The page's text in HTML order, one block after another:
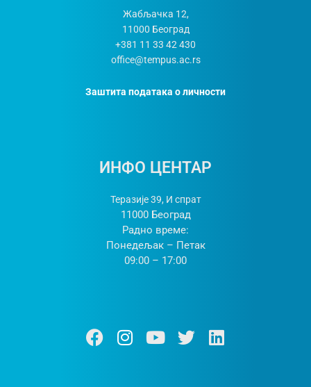
Жабљачка 12,
11000 Београд
+381 11 33 42 430
office@tempus.ac.rs
Заштита података о личности
ИНФО ЦЕНТАР
Теразије 39, И спрат
11000 Београд
Радно време:
Понедељак – Петак
09:00 – 17:00
Ф
а
И
н
Y
о
Т
w
Л
и